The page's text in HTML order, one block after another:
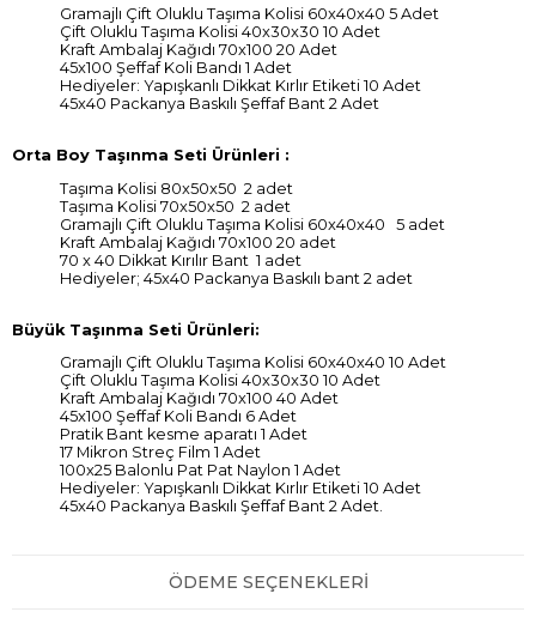
Gramajlı Çift Oluklu Taşıma Kolisi 60x40x40 5 Adet
Çift Oluklu Taşıma Kolisi 40x30x30 10 Adet
Kraft Ambalaj Kağıdı 70x100 20 Adet
45x100 Şeffaf Koli Bandı 1 Adet
Hediyeler: Yapışkanlı Dikkat Kırlır Etiketi 10 Adet
45x40 Packanya Baskılı Şeffaf Bant 2 Adet
Orta Boy Taşınma Seti Ürünleri :
Taşıma Kolisi 80x50x50 2 adet
Taşıma Kolisi 70x50x50 2 adet
Gramajlı Çift Oluklu Taşıma Kolisi 60x40x40 5 adet
Kraft Ambalaj Kağıdı 70x100 20 adet
70 x 40 Dikkat Kırılır Bant 1 adet
Hediyeler; 45x40 Packanya Baskılı bant 2 adet
Büyük Taşınma Seti Ürünleri:
Gramajlı Çift Oluklu Taşıma Kolisi 60x40x40 10 Adet
Çift Oluklu Taşıma Kolisi 40x30x30 10 Adet
Kraft Ambalaj Kağıdı 70x100 40 Adet
45x100 Şeffaf Koli Bandı 6 Adet
Pratik Bant kesme aparatı 1 Adet
17 Mikron Streç Film 1 Adet
100x25 Balonlu Pat Pat Naylon 1 Adet
Hediyeler: Yapışkanlı Dikkat Kırlır Etiketi 10 Adet
45x40 Packanya Baskılı Şeffaf Bant 2 Adet.
ÖDEME SEÇENEKLERI